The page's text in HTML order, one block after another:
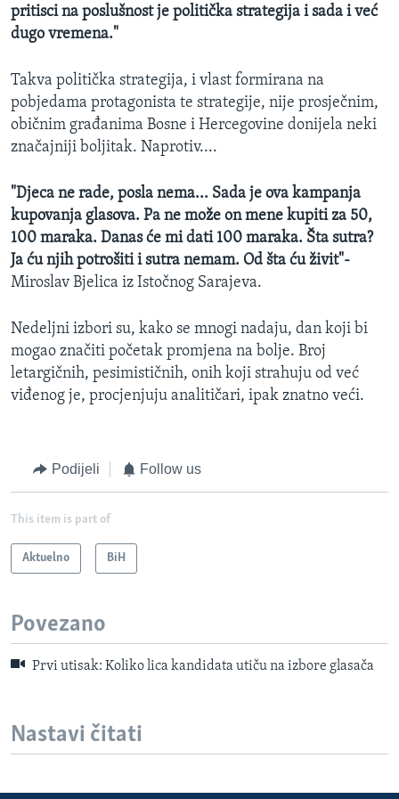
pritisci na poslušnost je politička strategija i sada i već
dugo vremena."
Takva politička strategija, i vlast formirana na
pobjedama protagonista te strategije, nije prosječnim,
običnim građanima Bosne i Hercegovine donijela neki
značajniji boljitak. Naprotiv....
"Djeca ne rade, posla nema... Sada je ova kampanja
kupovanja glasova. Pa ne može on mene kupiti za 50,
100 maraka. Danas će mi dati 100 maraka. Šta sutra?
Ja ću njih potrošiti i sutra nemam. Od šta ću živit"-
Miroslav Bjelica iz Istočnog Sarajeva.
Nedeljni izbori su, kako se mnogi nadaju, dan koji bi
mogao značiti početak promjena na bolje. Broj
letargičnih, pesimističnih, onih koji strahuju od već
viđenog je, procjenjuju analitičari, ipak znatno veći.
Podijeli Follow us
This item is part of
Aktuelno BiH
Povezano
Prvi utisak: Koliko lica kandidata utiču na izbore glasača
Nastavi čitati